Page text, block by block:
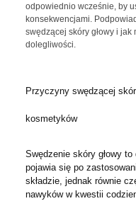
odpowiednio wcześnie, by
konsekwencjami.
swędzącej skóry głowy i
dolegliwości.
Przyczyny swędzącej
kosmetyków
Swędzenie skóry głowy
pojawia się po
składzie, jednak równie
nawyków w kwestii